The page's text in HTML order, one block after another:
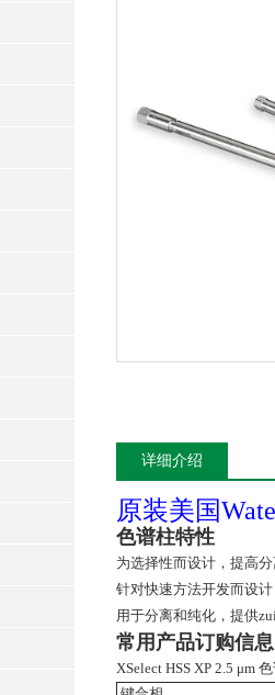
详细介绍
原装美国
色谱柱特性
为选择性而设计，提高
针对快速方法开发而设
用于分离和纯化，提供
常用产品订购信
XSelect HSS XP 2.5 μm